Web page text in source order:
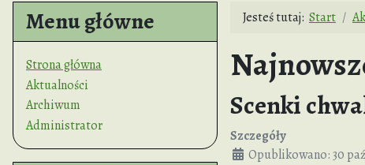
Menu główne
Strona główna
Aktualności
Archiwum
Administrator
Jesteś tutaj: Start
Scenki
Szczegóły
Opublikowano: 30